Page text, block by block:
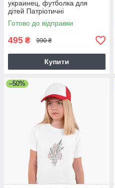
украинец, футболка для
дітей Патріотичні
Готово до відправки
495 ₴ 990 ₴
Купити
–50%